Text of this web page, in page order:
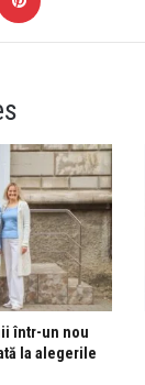
într-un nou
la alegerile